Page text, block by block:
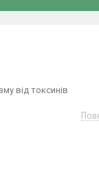
від токсинів